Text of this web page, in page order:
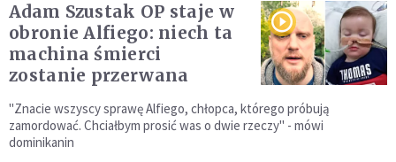
Adam Szustak OP staje w
obronie Alfiego: niech ta
machina śmierci
zostanie przerwana
"Znacie wszyscy sprawę Alfiego, chłopca, którego próbują
zamordować. Chciałbym prosić was o dwie rzeczy" - mówi
dominikanin